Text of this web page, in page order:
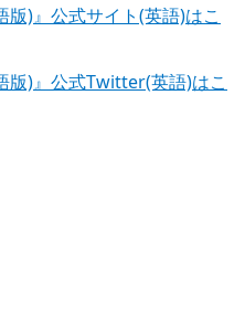
版)』公式サイト(英語)はこ
版)』公式Twitter(英語)はこ